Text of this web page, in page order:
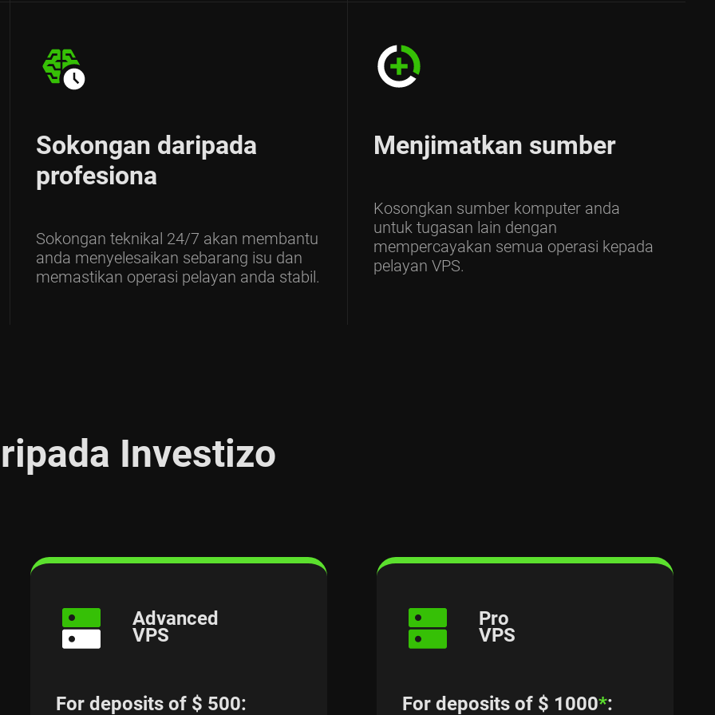
Sokongan daripada
profesiona
Sokongan teknikal 24/7 akan membantu
anda menyelesaikan sebarang isu dan
memastikan operasi pelayan anda stabil.
Menjimatkan sumber
Kosongkan sumber komputer anda
untuk tugasan lain dengan
mempercayakan semua operasi kepada
pelayan VPS.
Investizo
Advanced
VPS
For deposits of $ 500:
Pro
VPS
For deposits of $ 1000*: